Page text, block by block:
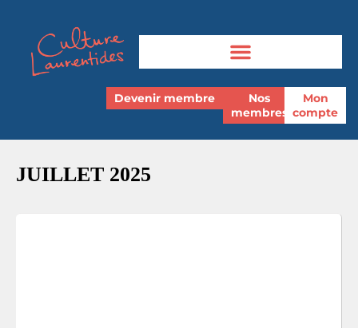
Devenir membre
Nos
membres
Mon
compte
JUILLET 2025